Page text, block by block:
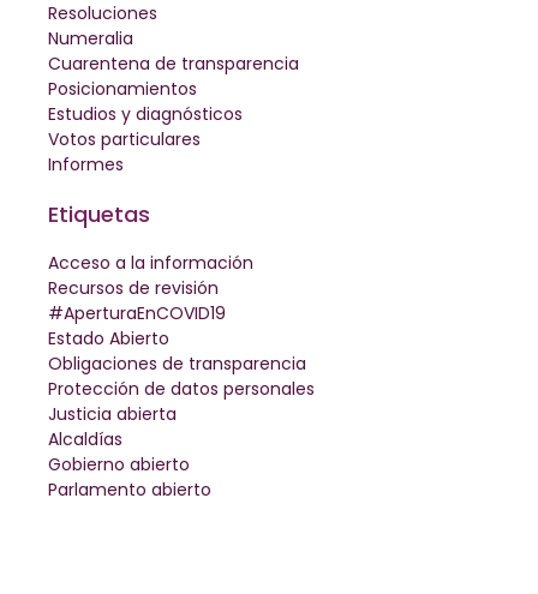
Resoluciones
Numeralia
Cuarentena de transparencia
Posicionamientos
Estudios y diagnósticos
Votos particulares
Informes
Etiquetas
Acceso a la información
Recursos de revisión
#AperturaEnCOVID19
Estado Abierto
Obligaciones de transparencia
Protección de datos personales
Justicia abierta
Alcaldías
Gobierno abierto
Parlamento abierto